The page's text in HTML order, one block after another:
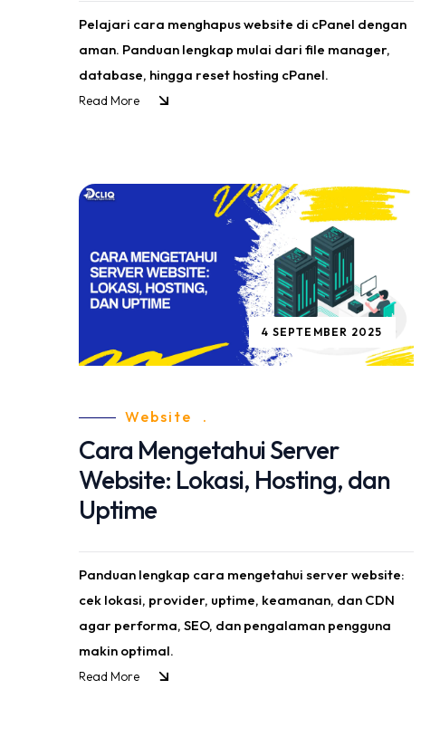
Pelajari cara menghapus website di cPanel dengan
aman. Panduan lengkap mulai dari file manager,
database, hingga reset hosting cPanel.
Read More
4 SEPTEMBER 2025
Website .
Cara Mengetahui Server
Website: Lokasi, Hosting, dan
Uptime
Panduan lengkap cara mengetahui server website:
cek lokasi, provider, uptime, keamanan, dan CDN
agar performa, SEO, dan pengalaman pengguna
makin optimal.
Read More